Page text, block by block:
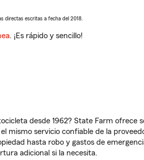
directas escritas a fecha del 2018.
. ¡Es rápido y sencillo!
desde 1962? State Farm
mismo servicio confiable de la
hasta robo y gastos de
adicional si la necesita.